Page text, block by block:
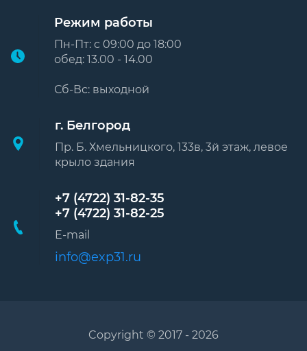
Режим работы
Пн-Пт: с 09:00 до 18:00
обед: 13.00 - 14.00
Сб-Вс: выходной
г. Белгород
Пр. Б. Хмельницкого, 133в, 3й этаж, левое
крыло здания
+7 (4722) 31-82-35
+7 (4722) 31-82-25
E-mail
info@exp31.ru
Copyright © 2017 - 2026